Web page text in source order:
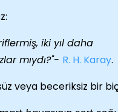
iki yıl daha
mıydı?"- R. H. Karay.
veya beceriksiz bir